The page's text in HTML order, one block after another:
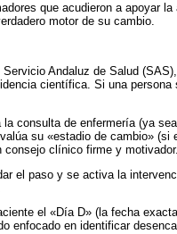
que acudieron a apoyar
motor de su cambio.
Andaluz de Salud
científica. Si una persona
consulta de enfermería (ya
su «estadio de cambio»
clínico firme y motivador.
el paso y se activa la
el «Día D» (la fecha
enfocado en identificar